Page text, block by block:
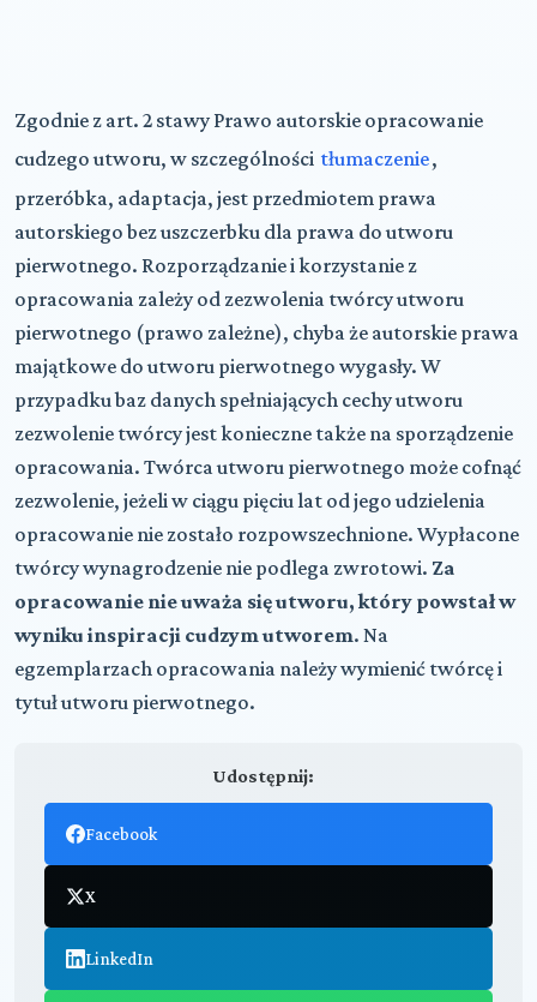
Zgodnie z art. 2 stawy Prawo autorskie opracowanie
cudzego utworu, w szczególności tłumaczenie,
przeróbka, adaptacja, jest przedmiotem prawa
autorskiego bez uszczerbku dla prawa do utworu
pierwotnego. Rozporządzanie i korzystanie z
opracowania zależy od zezwolenia twórcy utworu
pierwotnego (prawo zależne), chyba że autorskie prawa
majątkowe do utworu pierwotnego wygasły. W
przypadku baz danych spełniających cechy utworu
zezwolenie twórcy jest konieczne także na sporządzenie
opracowania. Twórca utworu pierwotnego może cofnąć
zezwolenie, jeżeli w ciągu pięciu lat od jego udzielenia
opracowanie nie zostało rozpowszechnione. Wypłacone
twórcy wynagrodzenie nie podlega zwrotowi. Za
opracowanie nie uważa się utworu, który powstał w
wyniku inspiracji cudzym utworem. Na
egzemplarzach opracowania należy wymienić twórcę i
tytuł utworu pierwotnego.
Udostępnij:
Facebook
X
LinkedIn